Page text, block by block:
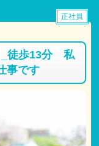
_徒歩13分 私
事です
正社員